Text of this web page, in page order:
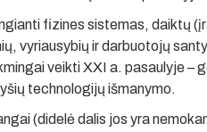
fizines sistemas, daiktų
vyriausybių ir darbuotojų
veikti XXI a. pasaulyje –
technologijų išmanymo.
(didelė dalis jos yra